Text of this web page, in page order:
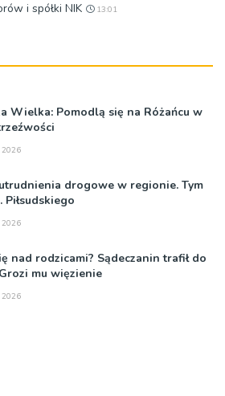
i spółki NIK
13:01
Wielka: Pomodlą się na Różańcu w
drogowe w regionie. Tym
Piłsudskiego
nad rodzicami? Sądeczanin trafił do
mu więzienie